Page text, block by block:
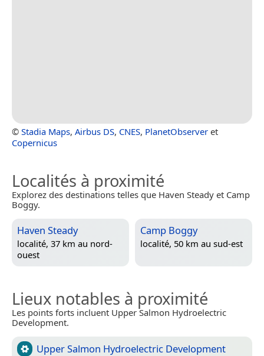
© Stadia Maps, Airbus DS, CNES, PlanetObserver et
Copernicus
Localités à proximité
Explorez des destinations telles que Haven Steady et Camp
Boggy.
Haven Steady
localité, 37 km au nord-
ouest
Camp Boggy
localité, 50 km au sud-est
Lieux notables à proximité
Les points forts incluent Upper Salmon Hydroelectric
Development.
Upper Salmon Hydroelectric Development